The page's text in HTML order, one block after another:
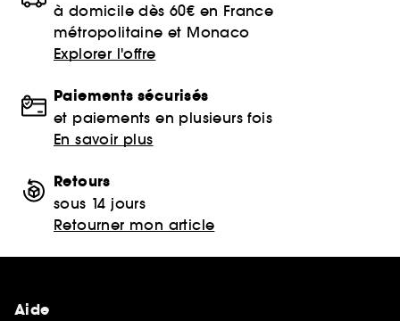
à domicile dès 60€ en France
métropolitaine et Monaco
Explorer l'offre
Paiements sécurisés
et paiements en plusieurs fois
En savoir plus
Retours
sous 14 jours
Retourner mon article
Aide